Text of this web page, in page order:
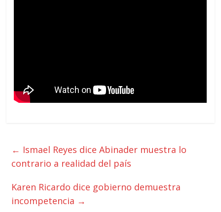
← Ismael Reyes dice Abinader muestra lo
contrario a realidad del país
Karen Ricardo dice gobierno demuestra
incompetencia →